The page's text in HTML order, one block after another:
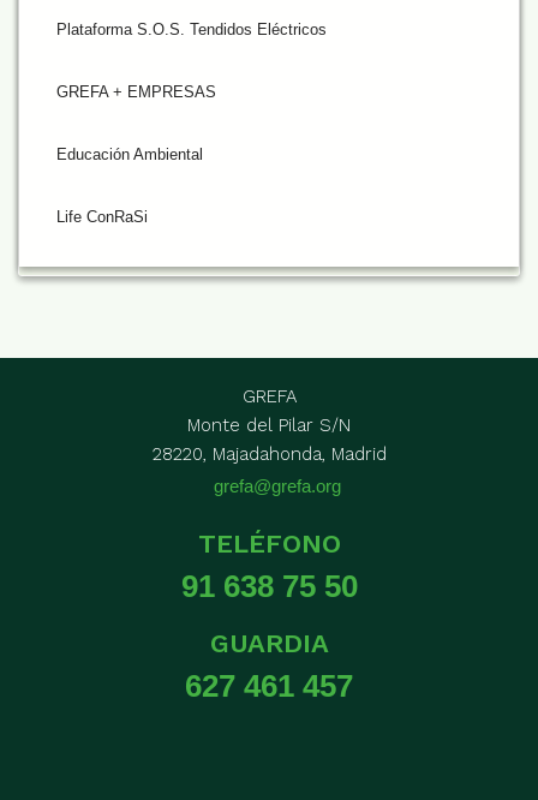
Plataforma S.O.S. Tendidos Eléctricos
GREFA + EMPRESAS
Educación Ambiental
Life ConRaSi
GREFA
Monte del Pilar S/N
28220, Majadahonda, Madrid
grefa@grefa.org
TELÉFONO
91 638 75 50
GUARDIA
627 461 457